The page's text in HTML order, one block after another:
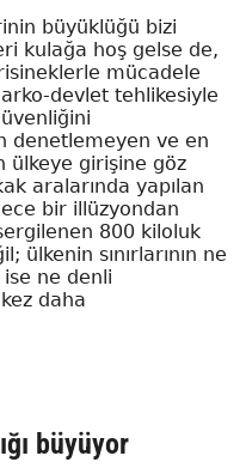
büyüklüğü bizi
kulağa hoş gelse de,
mücadele
devlet tehlikesiyle
denetlemeyen ve en
ülkeye girişine göz
aralarında yapılan
bir illüzyondan
800 kiloluk
ülkenin sınırlarının ne
ise ne denli
daha
büyüyor